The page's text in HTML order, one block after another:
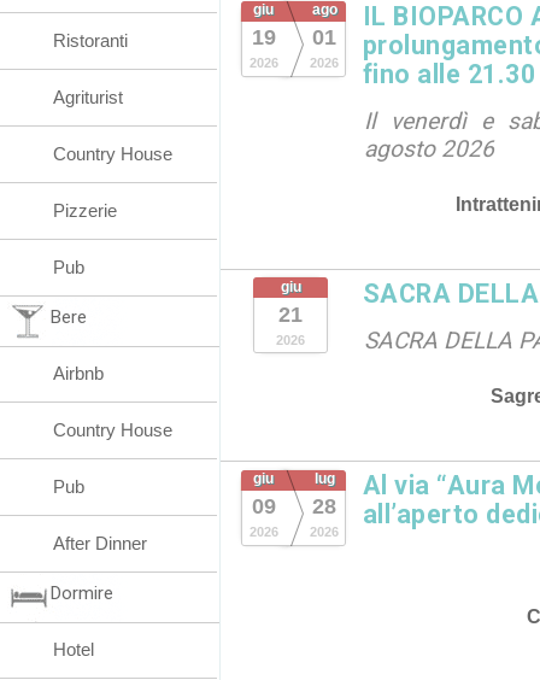
giu
19
2026
ago
01
2026
IL BIOPARCO
fino alle 21.30
Il venerdì e
agosto 2026
giu
21
2026
SACRA
SACRA DELLA
giu
09
2026
lug
28
2026
Al via “Aura
all’aperto
Ristoranti
Agriturist
Country House
Pizzerie
Pub
Bere
Airbnb
Country House
Pub
After Dinner
Dormire
Hotel